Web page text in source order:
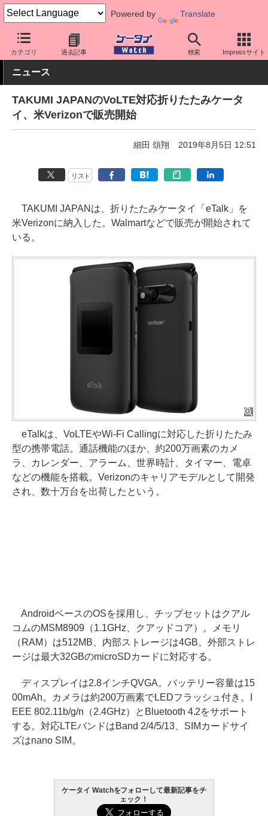
Powered by Translate
カテゴリ 過去記事 検索 Impressサイト
ケータイ Watch 業界動向 企業動向
ニュース
TAKUMI JAPANのVoLTE対応折りたたみケータ
イ、米Verizonで販売開始
細田 頌翔 2019年8月5日 12:51
リスト
TAKUMI JAPANは、折りたたみケータイ「eTalk」を
米Verizonに納入した。Walmartなどで販売が開始されて
いる。
eTalkは、VoLTEやWi-Fi Callingに対応した折りたたみ
型の携帯電話。通話機能のほか、約200万画素のカメ
ラ、カレンダー、アラーム、世界時計、タイマー、電卓
などの機能を搭載。Verizonのキャリアモデルとして開発
され、数十万台を出荷したという。
AndroidベースのOSを採用し、チップセットはクアル
コムのMSM8909（1.1GHz、クアッドコア）。メモリ
（RAM）は512MB、内部ストレージは4GB。外部ストレ
ージは最大32GBのmicroSDカードに対応する。
ディスプレイは2.8インチQVGA。バッテリー容量は15
00mAh。カメラは約200万画素でLEDフラッシュ付き。I
EEE 802.11b/g/n（2.4GHz）とBluetooth 4.2をサポート
する。対応LTEバンドはBand 2/4/5/13、SIMカードサイ
ズはnano SIM。
ケータイ Watchをフォローして最新記事をチ
ェック！